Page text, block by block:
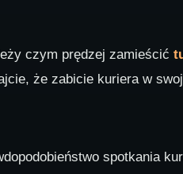
czym prędzej zamieścić
że zabicie kuriera w
spotkania